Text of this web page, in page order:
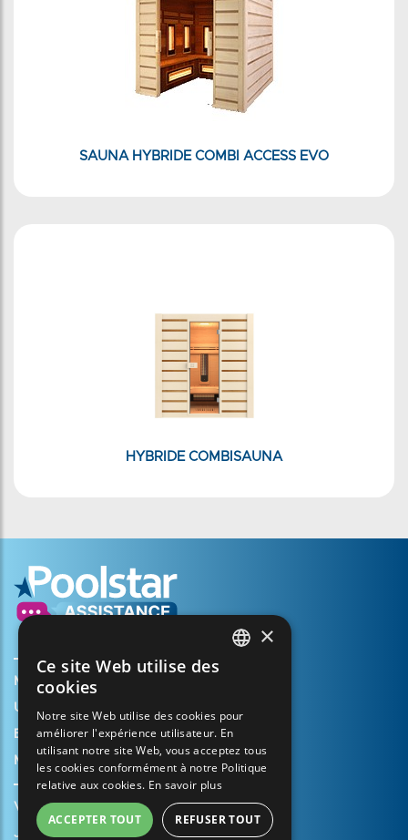
SAUNA HYBRIDE COMBI ACCESS EVO
HYBRIDE COMBISAUNA
Mijn account aanmaken
Uw mandje
Een ondersteuningszaak openen
Mijn garantie registreren
Verkoopvoorwaarden
Juridische informatie
FRENCH
SPANISH
ITALIAN
GERMAN
×
Ce site Web utilise des
cookies
Notre site Web utilise des cookies pour
améliorer l'expérience utilisateur. En
utilisant notre site Web, vous acceptez tous
les cookies conformément à notre Politique
relative aux cookies. En savoir plus
ACCEPTER TOUT REFUSER TOUT